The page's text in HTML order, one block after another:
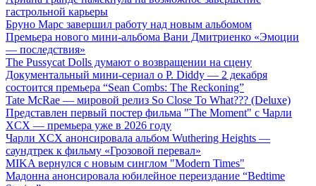
гастрольной карьеры
Бруно Марс завершил работу над новым альбомом
Премьера нового мини-альбома Вани Дмитриенко «Эмоции
— последствия»
The Pussycat Dolls думают о возвращении на сцену
Документальный мини-сериал о P. Diddy — 2 декабря
состоится премьера “Sean Combs: The Reckoning”
Tate McRae — мировой релиз So Close To What??? (Deluxe)
Представлен первый постер фильма "The Moment" с Чарли
XCX — премьера уже в 2026 году
Чарли XCX анонсировала альбом Wuthering Heights —
саундтрек к фильму «Грозовой перевал»
MIKA вернулся с новым синглом "Modern Times"
Мадонна анонсировала юбилейное переиздание “Bedtime